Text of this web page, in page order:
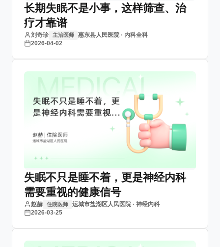
长期失眠不是小事，这样筛查、治
疗才靠谱
刘奇珍 主治医师
惠东县人民医院 · 内科全科
2026-04-02
失眠不只是睡不着，更是神经内科
需要重视的健康信号
赵赫 住院医师
运城市盐湖区人民医院 · 神经内科
2026-03-25